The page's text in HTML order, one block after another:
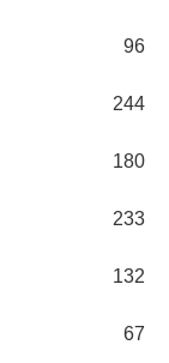
96
244
180
233
132
67